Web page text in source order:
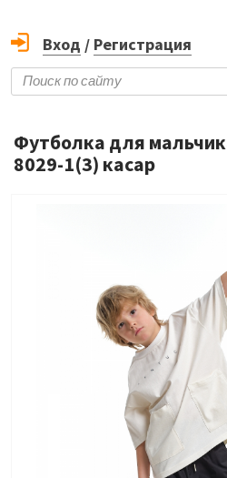
Вход / Регистрация
Футболка для
8029-1(3) касар